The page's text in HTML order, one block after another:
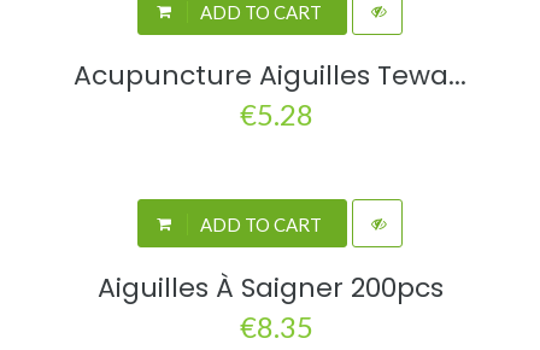
ADD TO CART
Acupuncture Aiguilles Tewa...
€5.28
ADD TO CART
Aiguilles À Saigner 200pcs
€8.35